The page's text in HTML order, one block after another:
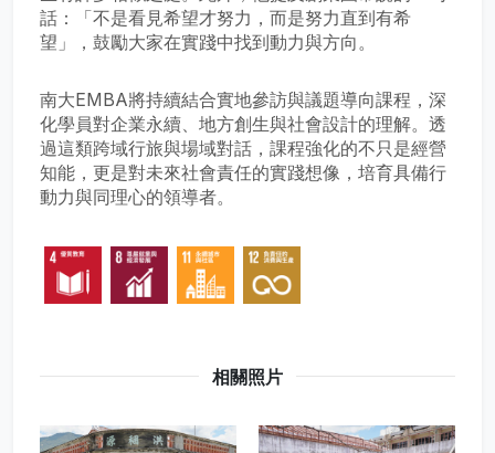
話：「不是看見希望才努力，而是努力直到有希
望」，鼓勵大家在實踐中找到動力與方向。
南大EMBA將持續結合實地參訪與議題導向課程，深
化學員對企業永續、地方創生與社會設計的理解。透
過這類跨域行旅與場域對話，課程強化的不只是經營
知能，更是對未來社會責任的實踐想像，培育具備行
動力與同理心的領導者。
相關照片